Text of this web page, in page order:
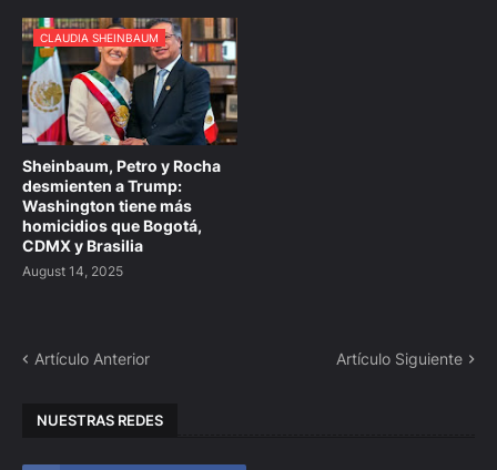
CLAUDIA SHEINBAUM
Sheinbaum, Petro y Rocha
desmienten a Trump:
Washington tiene más
homicidios que Bogotá,
CDMX y Brasilia
August 14, 2025
Artículo Anterior Artículo Siguiente
NUESTRAS REDES